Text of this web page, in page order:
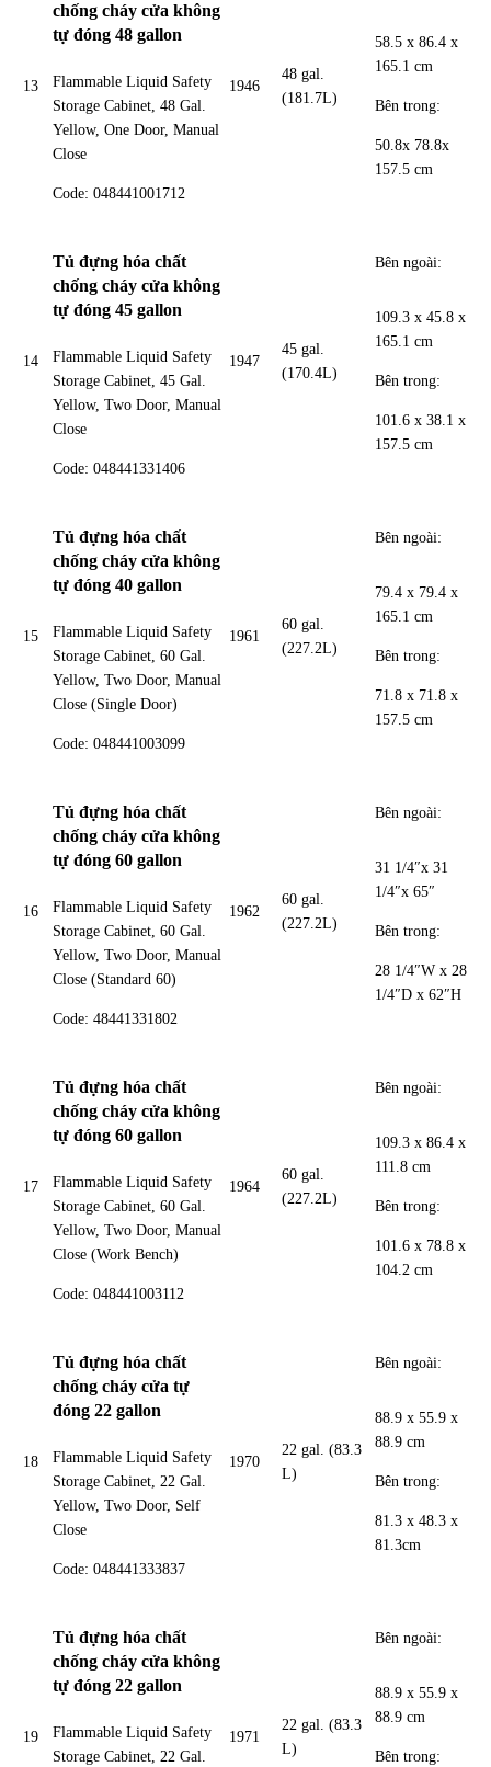
13
chống cháy cửa không
tự đóng 48 gallon
Flammable Liquid Safety
Storage Cabinet, 48 Gal.
Yellow, One Door, Manual
Close
Code: 048441001712
1946
48 gal.
(181.7L)
58.5 x 86.4 x
165.1 cm
Bên trong:
50.8x 78.8x
157.5 cm
14
Tủ đựng hóa chất
chống cháy cửa không
tự đóng 45 gallon
Flammable Liquid Safety
Storage Cabinet, 45 Gal.
Yellow, Two Door, Manual
Close
Code: 048441331406
1947
45 gal.
(170.4L)
Bên ngoài:
109.3 x 45.8 x
165.1 cm
Bên trong:
101.6 x 38.1 x
157.5 cm
15
Tủ đựng hóa chất
chống cháy cửa không
tự đóng 40 gallon
Flammable Liquid Safety
Storage Cabinet, 60 Gal.
Yellow, Two Door, Manual
Close (Single Door)
Code: 048441003099
1961
60 gal.
(227.2L)
Bên ngoài:
79.4 x 79.4 x
165.1 cm
Bên trong:
71.8 x 71.8 x
157.5 cm
16
Tủ đựng hóa chất
chống cháy cửa không
tự đóng 60 gallon
Flammable Liquid Safety
Storage Cabinet, 60 Gal.
Yellow, Two Door, Manual
Close (Standard 60)
Code: 48441331802
1962
60 gal.
(227.2L)
Bên ngoài:
31 1/4″x 31
1/4″x 65″
Bên trong:
28 1/4″W x 28
1/4″D x 62″H
17
Tủ đựng hóa chất
chống cháy cửa không
tự đóng 60 gallon
Flammable Liquid Safety
Storage Cabinet, 60 Gal.
Yellow, Two Door, Manual
Close (Work Bench)
Code: 048441003112
1964
60 gal.
(227.2L)
Bên ngoài:
109.3 x 86.4 x
111.8 cm
Bên trong:
101.6 x 78.8 x
104.2 cm
18
Tủ đựng hóa chất
chống cháy cửa tự
đóng 22 gallon
Flammable Liquid Safety
Storage Cabinet, 22 Gal.
Yellow, Two Door, Self
Close
Code: 048441333837
1970
22 gal. (83.3
L)
Bên ngoài:
88.9 x 55.9 x
88.9 cm
Bên trong:
81.3 x 48.3 x
81.3cm
19
Tủ đựng hóa chất
chống cháy cửa không
tự đóng 22 gallon
Flammable Liquid Safety
Storage Cabinet, 22 Gal.
1971
22 gal. (83.3
L)
Bên ngoài:
88.9 x 55.9 x
88.9 cm
Bên trong: